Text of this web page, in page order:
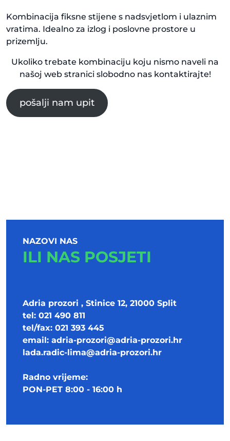
Kombinacija fiksne stijene s nadsvjetlom i ulaznim
vratima. Idealno za izlog i poslovne prostore u
prizemlju.
Ukoliko trebate kombinaciju koju nismo naveli na
našoj web stranici slobodno nas kontaktirajte!
pošalji nam upit
NAZOVI NAS
ILI NAS POSJETI
Adria prozori , Stinice 12, 21000 Split
tel: 021 490 811
tel/fax: 021 393 445
email: adria-prozori@adria-prozori.hr
lada.radic-lima@adria-prozori.hr
Radno vrijeme:
PON-PET 8:00 - 16:00 h